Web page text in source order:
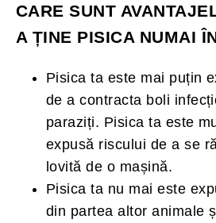
CARE SUNT
A ȚINE PISICA NUMAI
Pisica ta este mai puțin
de a contracta boli
paraziți. Pisica ta este
expusă riscului de a se
lovită de o mașină.
Pisica ta nu mai este
din partea altor animale